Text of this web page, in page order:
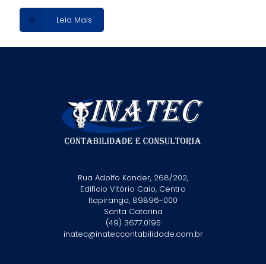
Leia Mais
Rua Adolfo Konder, 268/202,
Edifício Vitório Caio, Centro
Itapiranga, 89896-000
Santa Catarina
(49) 3677.0195
inatec@inateccontabilidade.com.br